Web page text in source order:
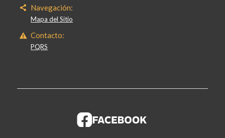
Navegación:
Mapa del Sitio
Contacto:
PQRS